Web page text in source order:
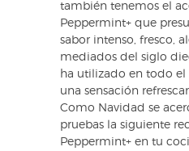
también tenemos el
Peppermint+ que
sabor intenso, fresco,
mediados del siglo
ha utilizado en todo
una sensación
Como Navidad se
pruebas la siguiente
Peppermint+ en tu